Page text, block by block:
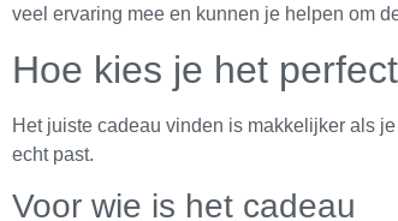
veel ervaring mee en kunnen je helpen om
Hoe kies je het
Het juiste cadeau vinden is makkelijker als
echt past.
Voor wie is het cadeau